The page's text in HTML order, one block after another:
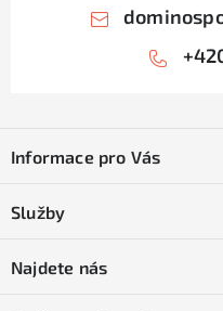
pInformace pro Vás
Obchodní podmínky
Služby
Najdete nás